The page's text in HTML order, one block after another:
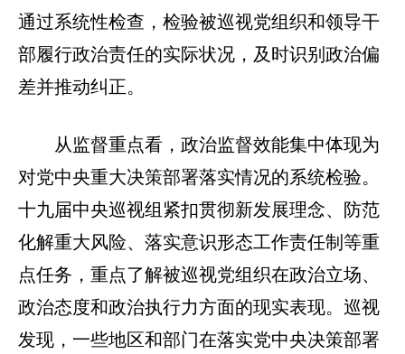
通过系统性检查，检验被巡视党组织和领导干
部履行政治责任的实际状况，及时识别政治偏
差并推动纠正。
从监督重点看，政治监督效能集中体现为
对党中央重大决策部署落实情况的系统检验。
十九届中央巡视组紧扣贯彻新发展理念、防范
化解重大风险、落实意识形态工作责任制等重
点任务，重点了解被巡视党组织在政治立场、
政治态度和政治执行力方面的现实表现。巡视
发现，一些地区和部门在落实党中央决策部署